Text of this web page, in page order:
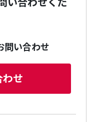
問い合わせ
せ